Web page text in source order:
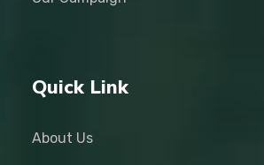
Quick Link
About Us